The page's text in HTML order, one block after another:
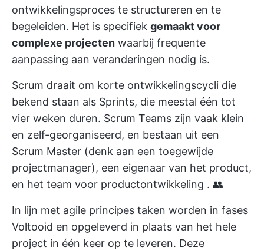
ontwikkelingsproces te structureren en te
begeleiden. Het is specifiek gemaakt voor
complexe projecten waarbij frequente
aanpassing aan veranderingen nodig is.
Scrum draait om korte ontwikkelingscycli die
bekend staan als Sprints, die meestal één tot
vier weken duren. Scrum Teams zijn vaak klein
en zelf-georganiseerd, en bestaan uit een
Scrum Master (denk aan een toegewijde
projectmanager), een eigenaar van het product,
en het team voor productontwikkeling . 👥
In lijn met agile principes taken worden in fases
Voltooid en opgeleverd in plaats van het hele
project in één keer op te leveren. Deze